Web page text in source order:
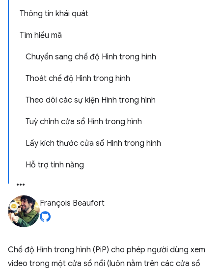
Thông tin khái quát
Tìm hiểu mã
Chuyển sang chế độ Hình trong hình
Thoát chế độ Hình trong hình
Theo dõi các sự kiện Hình trong hình
Tuỳ chỉnh cửa sổ Hình trong hình
Lấy kích thước cửa sổ Hình trong hình
Hỗ trợ tính năng
François Beaufort
Chế độ Hình trong hình (PiP) cho phép người dùng xem
video trong một cửa sổ nổi (luôn nằm trên các cửa sổ